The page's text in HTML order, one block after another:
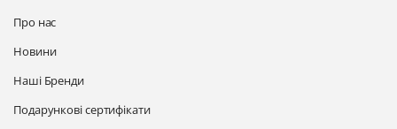
Про нас
Новини
Наші Бренди
Подарункові сертифікати